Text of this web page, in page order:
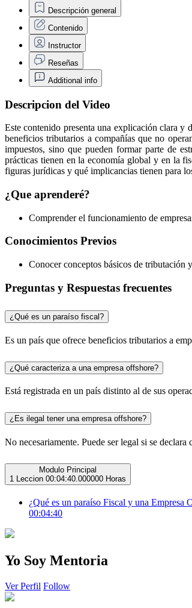
Descripción general
Contenido
Instructor
Reseñas
Additional info
Descripcion del Video
Este contenido presenta una explicación clara y
beneficios tributarios a compañías que no
impuestos, sino que pueden formar parte de
prácticas tienen en la economía global y en la
figuras jurídicas y qué implicancias tienen para
¿Que aprenderé?
Comprender el funcionamiento de
Conocimientos Previos
Conocer conceptos básicos de tributación
Preguntas y Respuestas frecuentes
¿Qué es un paraíso fiscal?
Es un país que ofrece beneficios tributarios a
¿Qué caracteriza a una empresa offshore?
Está registrada en un país distinto al de sus
¿Es ilegal tener una empresa offshore?
No necesariamente. Puede ser legal si se
Modulo Principal
1 Leccion 00:04:40.000000 Horas
¿Qué es un paraíso Fiscal y una Empresa
00:04:40
Yo Soy Mentoria
Ver Perfil Follow